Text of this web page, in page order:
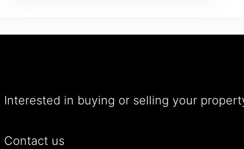
Interested in buying or selling your
Contact us